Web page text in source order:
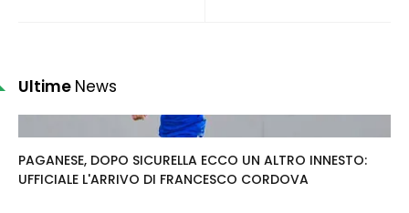
Ultime News
PAGANESE, DOPO SICURELLA ECCO UN ALTRO INNESTO:
UFFICIALE L'ARRIVO DI FRANCESCO CORDOVA